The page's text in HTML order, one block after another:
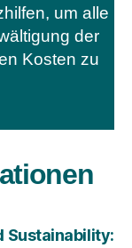
um alle
der
Kosten zu
Sustainability: